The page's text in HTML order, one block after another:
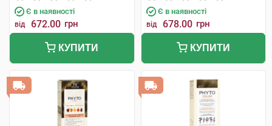
Є в наявності
від 672.00 грн
КУПИТИ
Є в наявності
від 678.00 грн
КУПИТИ